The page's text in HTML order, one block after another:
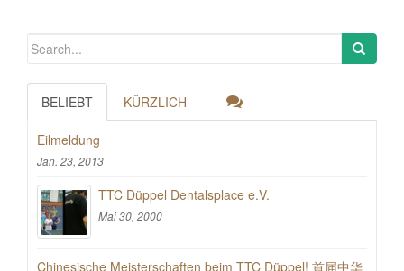
BELIEBT KÜRZLICH
Eilmeldung
Jan. 23, 2013
TTC Düppel Dentalsplace e.V.
Mai 30, 2000
Chinesische Meisterschaften beim TTC Düppel! 首届中华